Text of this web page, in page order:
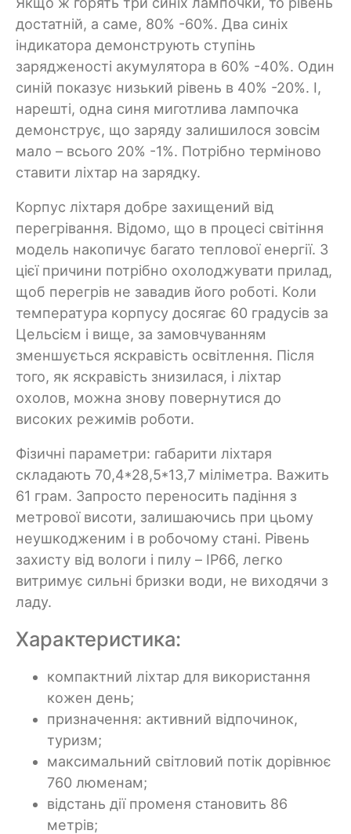
достатній, а саме, 80% -60%. Два синіх
індикатора демонструють ступінь
зарядженості акумулятора в 60% -40%. Один
синій показує низький рівень в 40% -20%. І,
нарешті, одна синя миготлива лампочка
демонструє, що заряду залишилося зовсім
мало – всього 20% -1%. Потрібно терміново
ставити ліхтар на зарядку.
Корпус ліхтаря добре захищений від
перегрівання. Відомо, що в процесі світіння
модель накопичує багато теплової енергії. З
цієї причини потрібно охолоджувати прилад,
щоб перегрів не завадив його роботі. Коли
температура корпусу досягає 60 градусів за
Цельсієм і вище, за замовчуванням
зменшується яскравість освітлення. Після
того, як яскравість знизилася, і ліхтар
охолов, можна знову повернутися до
високих режимів роботи.
Фізичні параметри: габарити ліхтаря
складають 70,4*28,5*13,7 міліметра. Важить
61 грам. Запросто переносить падіння з
метрової висоти, залишаючись при цьому
неушкодженим і в робочому стані. Рівень
захисту від вологи і пилу – IP66, легко
витримує сильні бризки води, не виходячи з
ладу.
Характеристика:
компактний ліхтар для використання
кожен день;
призначення: активний відпочинок,
туризм;
максимальний світловий потік дорівнює
760 люменам;
відстань дії променя становить 86
метрів;